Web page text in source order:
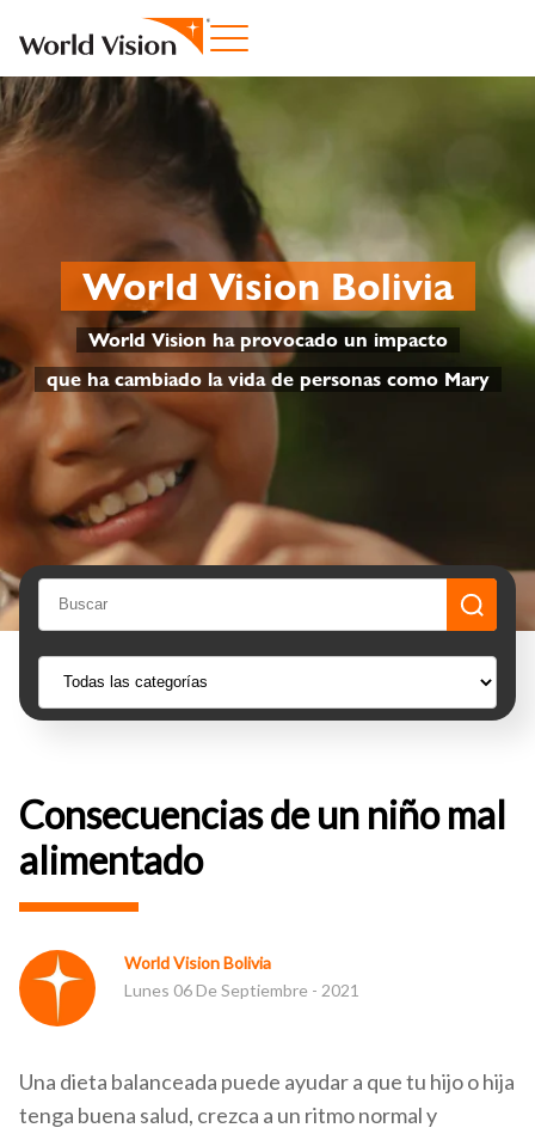
World Vision Bolivia
World Vision ha provocado un impacto
que ha cambiado la vida de personas como Mary
Consecuencias de un niño mal
alimentado
World Vision Bolivia
Lunes 06 De Septiembre - 2021
Una dieta balanceada puede ayudar a que tu hijo o hija
tenga buena salud, crezca a un ritmo normal y